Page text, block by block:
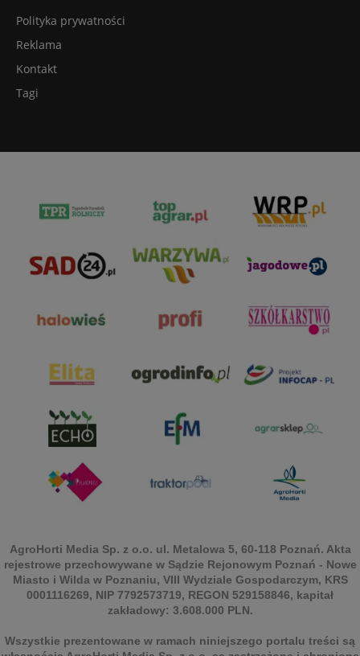
Polityka prywatności
Reklama
Kontakt
Tagi
AgroHorti Media Sp. z o.o. ul. Metalowa 5, 60-118 Poznań. Akta
rejestrowe przechowywane w Sądzie Rejonowym Poznań - Nowe
Miasto i Wilda w Poznaniu, VIII Wydziale Gospodarczym, KRS
0001116269, NIP 7792573719, REGON 529158846, kapitał
zakładowy: 3.608.000 PLN.
Wszystkie prezentowane w ramach niniejszego portalu treści są